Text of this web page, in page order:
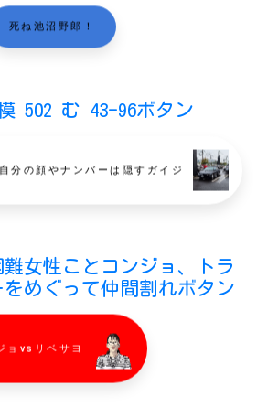
死ね池沼野郎！
502 む 43-96ボタン
分の顔やナンバーは隠すガイジ
難女性ことコンジョ、トラ
めぐって仲間割れボタン
ョvsリベサヨ